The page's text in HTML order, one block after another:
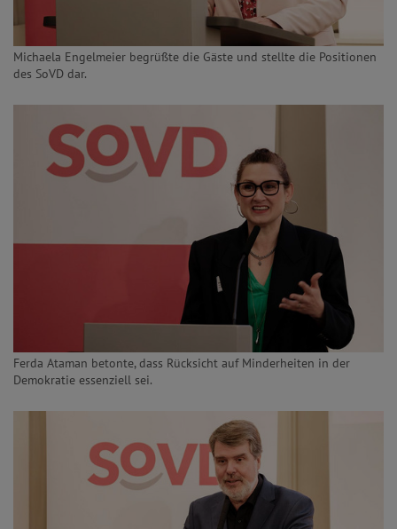
Michaela Engelmeier begrüßte die Gäste und stellte die Positionen
des SoVD dar.
Ferda Ataman betonte, dass Rücksicht auf Minderheiten in der
Demokratie essenziell sei.